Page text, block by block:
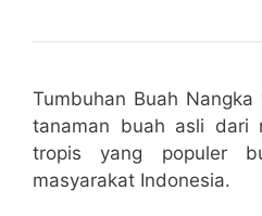
Tumbuhan Buah
tanaman buah asli dari
tropis yang populer
masyarakat Indonesia.